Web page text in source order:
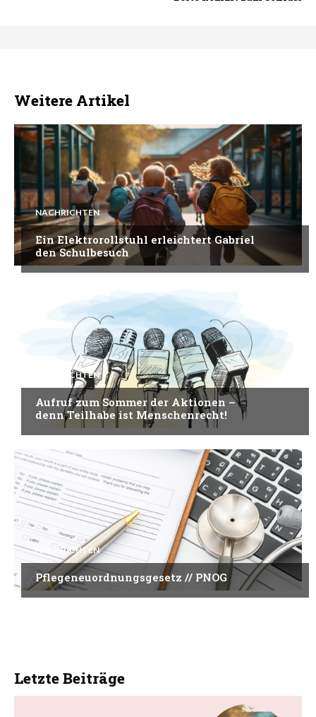
Weitere Artikel
NACHRICHTEN
Ein Elektrorollstuhl erleichtert Gabriel
den Schulbesuch
NACHRICHTEN
Aufruf zum Sommer der Aktionen –
denn Teilhabe ist Menschenrecht!
NACHRICHTEN
Pflegeneuordnungsgesetz // PNOG
Letzte Beiträge